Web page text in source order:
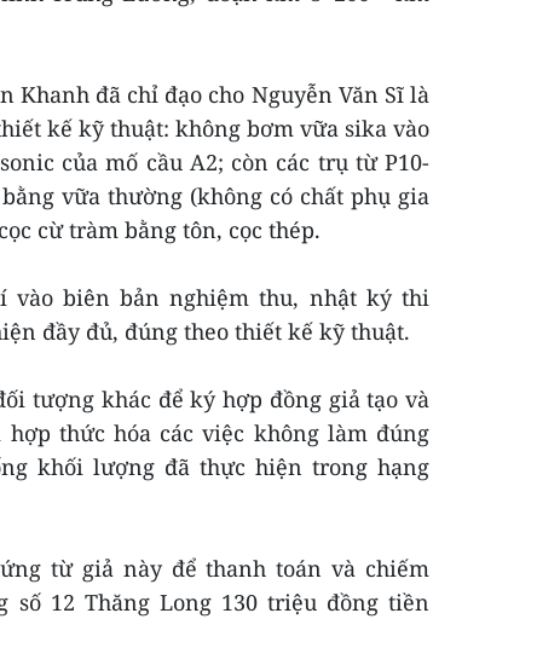
Khanh đã chỉ đạo cho Nguyễn Văn Sĩ là
kế kỹ thuật: không bơm vữa sika vào
của mố cầu A2; còn các trụ từ P10-
vữa thường (không có chất phụ gia
cừ tràm bằng tôn, cọc thép.
vào biên bản nghiệm thu, nhật ký thi
đầy đủ, đúng theo thiết kế kỹ thuật.
tượng khác để ký hợp đồng giả tạo và
thức hóa các việc không làm đúng
khối lượng đã thực hiện trong hạng
từ giả này để thanh toán và chiếm
số 12 Thăng Long 130 triệu đồng tiền